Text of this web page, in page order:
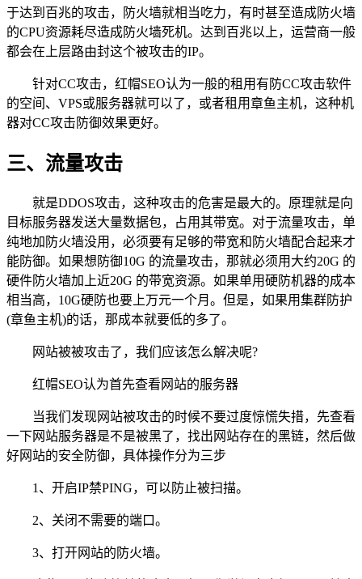
于达到百兆的攻击，防火墙就相当吃力，有时甚至造成防火墙
的CPU资源耗尽造成防火墙死机。达到百兆以上，运营商一般
都会在上层路由封这个被攻击的IP。
针对CC攻击，红帽SEO认为一般的租用有防CC攻击软件
的空间、VPS或服务器就可以了，或者租用章鱼主机，这种机
器对CC攻击防御效果更好。
三、流量攻击
就是DDOS攻击，这种攻击的危害是最大的。原理就是向
目标服务器发送大量数据包，占用其带宽。对于流量攻击，单
纯地加防火墙没用，必须要有足够的带宽和防火墙配合起来才
能防御。如果想防御10G 的流量攻击，那就必须用大约20G 的
硬件防火墙加上近20G 的带宽资源。如果单用硬防机器的成本
相当高，10G硬防也要上万元一个月。但是，如果用集群防护
(章鱼主机)的话，那成本就要低的多了。
网站被被攻击了，我们应该怎么解决呢?
红帽SEO认为首先查看网站的服务器
当我们发现网站被攻击的时候不要过度惊慌失措，先查看
一下网站服务器是不是被黑了，找出网站存在的黑链，然后做
好网站的安全防御，具体操作分为三步
1、开启IP禁PING，可以防止被扫描。
2、关闭不需要的端口。
3、打开网站的防火墙。